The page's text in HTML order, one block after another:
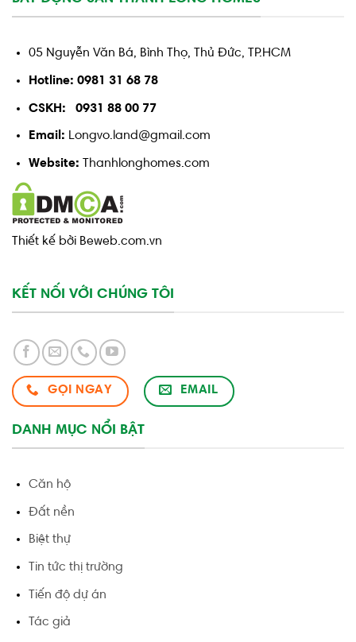
05 Nguyễn Văn Bá, Bình Thọ, Thủ Đức, TP.HCM
Hotline: 0981 31 68 78
CSKH: 0931 88 00 77
Email: Longvo.land@gmail.com
Website: Thanhlonghomes.com
Thiết kế bởi Beweb.com.vn
KẾT NỐI VỚI CHÚNG TÔI
GỌI NGAY EMAIL
DANH MỤC NỔI BẬT
Căn hộ
Đất nền
Biệt thự
Tin tức thị trường
Tiến độ dự án
Tác giả